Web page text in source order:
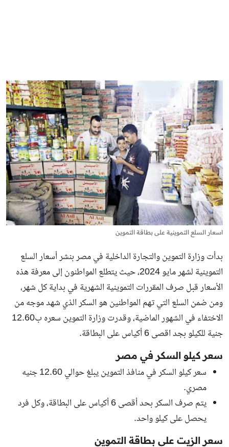
اسعار السلع التموينية على بطاقة التموين
بدأت وزارة التموين والتجارة الداخلية في مصر بنشر أسعار السلع
التموينية لشهر مايو 2024، حيث يتطلع المواطنون إلى معرفة هذه
الأسعار قبل صرف المقررات التموينية الشهرية في بداية كل شهر،
ومن ضمن السلع التي تهم المواطنين هو السكر الذي شهد موجه من
الاختفاء في الشهور الماضية، وقدرت وزارة التموين سعره ب12.60
جنية للكيلو بجد اقصى 6 أكياس على البطاقة.
سعر كيلو السكر في مصر
سعر كيلو السكر في منافذ التموين يبلغ حوالي 12.60 جنيه
مصري.
يتم صرف السكر بحد أقصى 6 أكياس على البطاقة، وكل فرد
يحصل على كيلو واحد.
سعر الزيت على بطاقة التموين